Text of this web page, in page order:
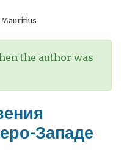
the author was
Западе